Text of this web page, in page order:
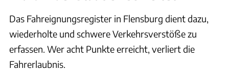
Das Fahreignungsregister in Flensburg dient dazu,
wiederholte und schwere Verkehrsverstöße zu
erfassen. Wer acht Punkte erreicht, verliert die
Fahrerlaubnis.